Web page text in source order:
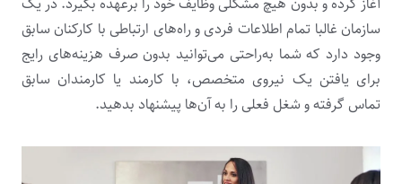
سازمان غالبا تمام اطلاعات فردی و راه‌های ارتباطی با کارکنان سابق
وجود دارد که شما به‌راحتی می‌توانید بدون صرف هزینه‌های رایج
برای یافتن یک نیروی متخصص، با کارمند یا کارمندان سابق
تماس گرفته و شغل فعلی را به آن‌ها پیشنهاد بدهید.